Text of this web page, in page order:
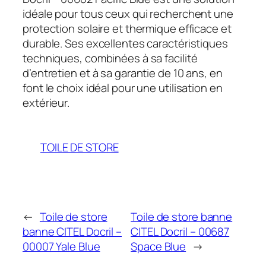
idéale pour tous ceux qui recherchent une
protection solaire et thermique efficace et
durable. Ses excellentes caractéristiques
techniques, combinées à sa facilité
d’entretien et à sa garantie de 10 ans, en
font le choix idéal pour une utilisation en
extérieur.
TOILE DE STORE
← Toile de store
banne CITEL Docril –
00007 Yale Blue
Toile de store banne
CITEL Docril – 00687
Space Blue →